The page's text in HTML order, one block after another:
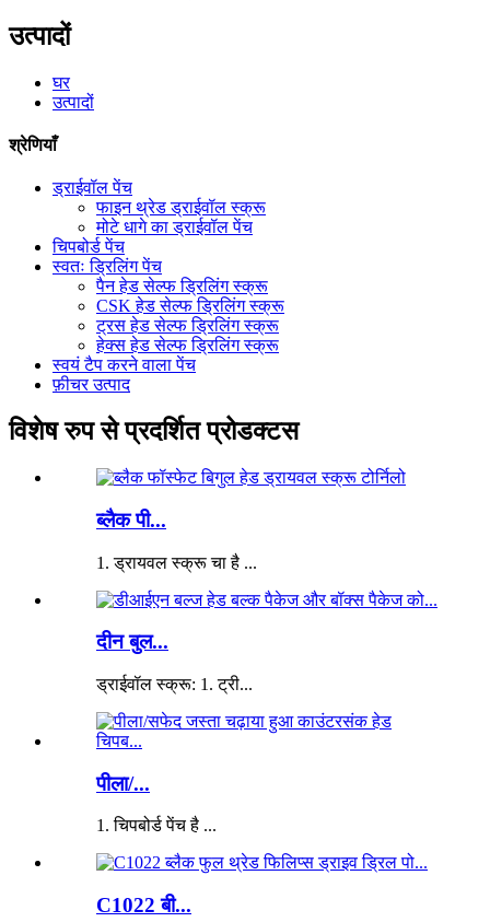
उत्पादों
घर
उत्पादों
श्रेणियाँ
ड्राईवॉल पेंच
फाइन थ्रेड ड्राईवॉल स्क्रू
मोटे धागे का ड्राईवॉल पेंच
चिपबोर्ड पेंच
स्वतः ड्रिलिंग पेंच
पैन हेड सेल्फ ड्रिलिंग स्क्रू
CSK हेड सेल्फ ड्रिलिंग स्क्रू
ट्रस हेड सेल्फ ड्रिलिंग स्क्रू
हेक्स हेड सेल्फ ड्रिलिंग स्क्रू
स्वयं टैप करने वाला पेंच
फ़ीचर उत्पाद
विशेष रुप से प्रदर्शित प्रोडक्टस
ब्लैक पी...
1. ड्रायवल स्क्रू चा है ...
दीन बुल...
ड्राईवॉल स्क्रू: 1. ट्री...
पीला/...
1. चिपबोर्ड पेंच है ...
C1022 बी...